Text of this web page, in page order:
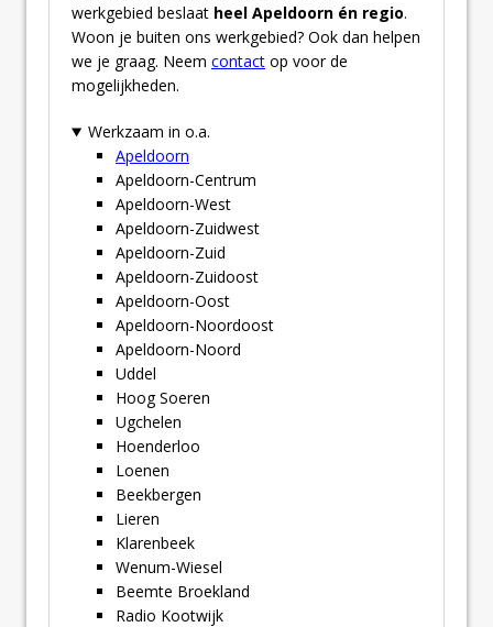
werkgebied beslaat heel Apeldoorn én regio.
Woon je buiten ons werkgebied? Ook dan helpen
we je graag. Neem contact op voor de
mogelijkheden.
Werkzaam in o.a.
Apeldoorn
Apeldoorn-Centrum
Apeldoorn-West
Apeldoorn-Zuidwest
Apeldoorn-Zuid
Apeldoorn-Zuidoost
Apeldoorn-Oost
Apeldoorn-Noordoost
Apeldoorn-Noord
Uddel
Hoog Soeren
Ugchelen
Hoenderloo
Loenen
Beekbergen
Lieren
Klarenbeek
Wenum-Wiesel
Beemte Broekland
Radio Kootwijk